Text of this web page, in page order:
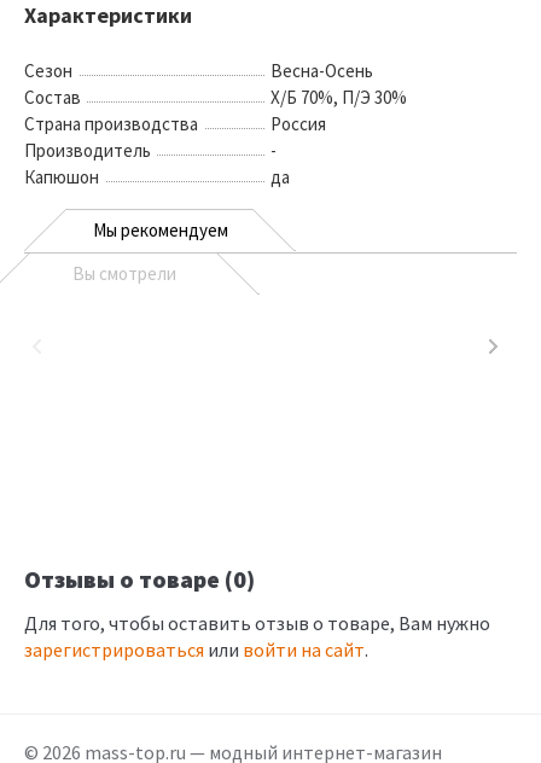
Характеристики
Сезон
Весна-Осень
Состав
Х/Б 70%, П/Э 30%
Страна производства
Россия
Производитель
-
Капюшон
да
Мы рекомендуем
Вы смотрели
Отзывы о товаре (0)
Для того, чтобы оставить отзыв о товаре, Вам нужно
зарегистрироваться или войти на сайт.
© 2026 mass-top.ru — модный интернет-магазин